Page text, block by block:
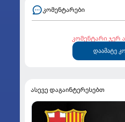
კომენტარები
კომენტარი ჯერ
დაამატე
ასევე დაგაინტერესებთ